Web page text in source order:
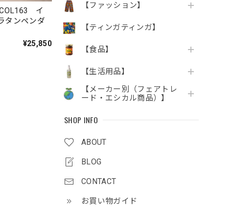
【ファッション】
【ティンガティンガ】
【食品】
【生活用品】
【メーカー別（フェアトレ
ード・エシカル商品）】
SHOP INFO
ABOUT
BLOG
CONTACT
お買い物ガイド
COL163 イ
タンペンダ
¥25,850